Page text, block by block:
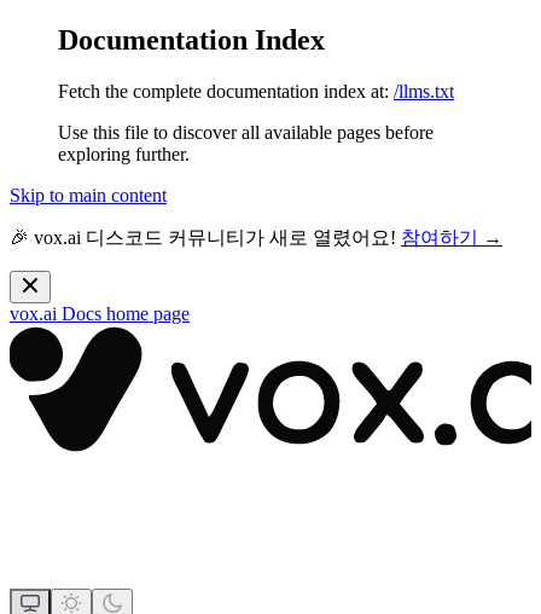
Documentation Index
Fetch the complete documentation index at: /llms.txt
Use this file to discover all available pages before
exploring further.
Skip to main content
🎉 vox.ai 디스코드 커뮤니티가 새로 열렸어요! 참여하기 →
vox.ai Docs home page